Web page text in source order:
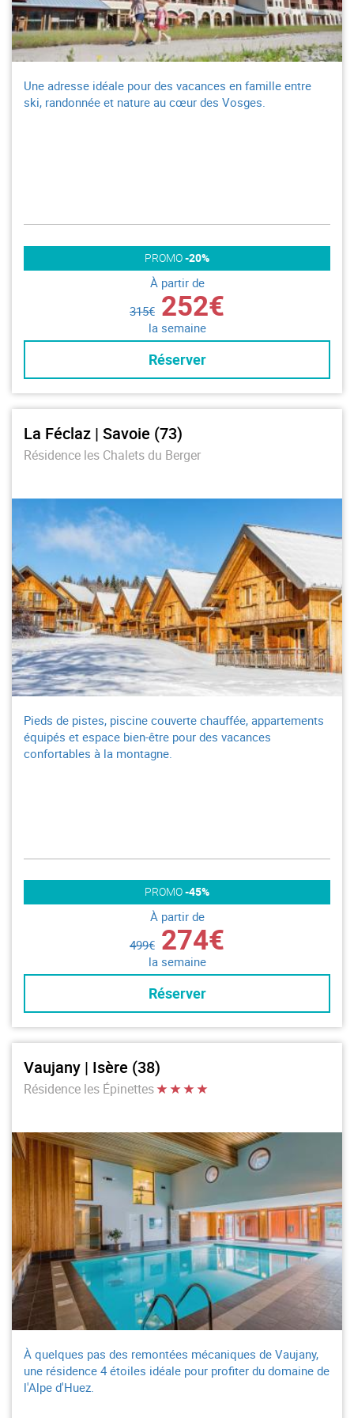
Une adresse idéale pour des vacances en famille entre
ski, randonnée et nature au cœur des Vosges.
PROMO-20%
À partir de
315€ 252€
la semaine
Réserver
La Féclaz | Savoie (73)
Résidence les Chalets du Berger
Pieds de pistes, piscine couverte chauffée, appartements
équipés et espace bien-être pour des vacances
confortables à la montagne.
PROMO-45%
À partir de
499€ 274€
la semaine
Réserver
Vaujany | Isère (38)
Résidence les Épinettes
À quelques pas des remontées mécaniques de Vaujany,
une résidence 4 étoiles idéale pour profiter du domaine de
l'Alpe d'Huez.